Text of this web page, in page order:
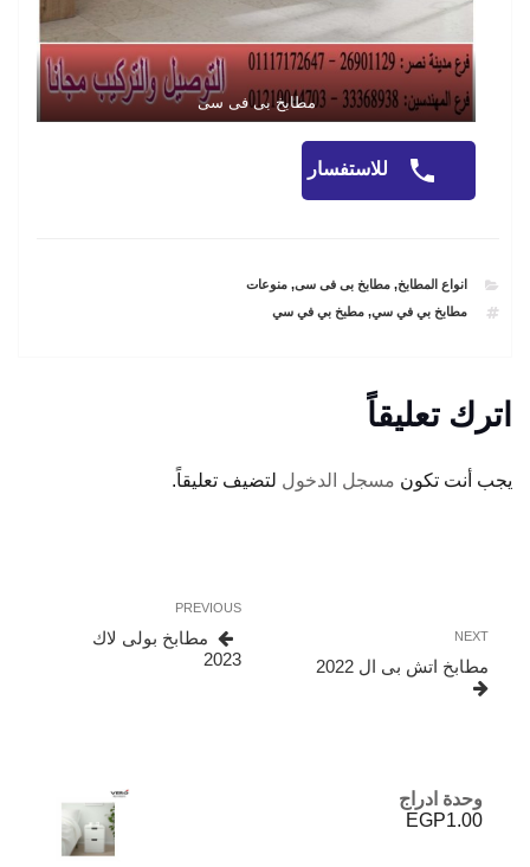
مطابخ بى فى سى
للاستفسار
CATEGORIES
انواع المطابخ,مطابخ بى فى سى,منوعات
TAGS
مطابخ بي في سي,مطبخ بي في سي
اترك تعليقاً
يجب أنت تكون مسجل الدخول لتضيف تعليقاً.
المقالات
Previous
Post
PREVIOUS
مطابخ بولى لاك
2023
Next
Post
NEXT
مطابخ اتش بى ال 2022
وحدة ادراج
EGP1.00